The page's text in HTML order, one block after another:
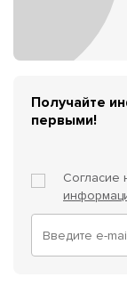
Получайте
первыми!
Согласие